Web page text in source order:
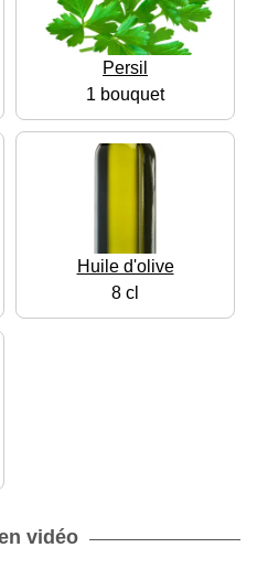
Persil
1 bouquet
Huile d'olive
8 cl
vidéo